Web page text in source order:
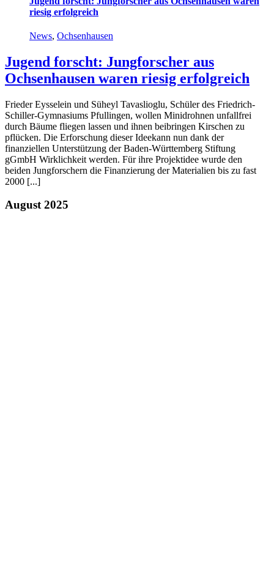
riesig erfolgreich
News, Ochsenhausen
Jugend forscht: Jungforscher aus
Ochsenhausen waren riesig erfolgreich
Frieder Eysselein und Süheyl Tavaslioglu, Schüler des Friedrich-
Schiller-Gymnasiums Pfullingen, wollen Minidrohnen unfallfrei
durch Bäume fliegen lassen und ihnen beibringen Kirschen zu
pflücken. Die Erforschung dieser Ideekann nun dank der
finanziellen Unterstützung der Baden-Württemberg Stiftung
gGmbH Wirklichkeit werden. Für ihre Projektidee wurde den
beiden Jungforschern die Finanzierung der Materialien bis zu fast
2000 [...]
August 2025